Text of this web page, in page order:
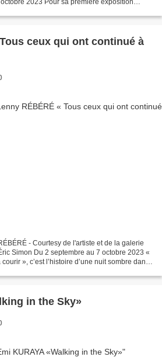
ceux qui ont continué à
et de la galerie
Simon Du 2 septembre au 7 octobre 2023 «
», c’est l’histoire d’une nuit sombre dans
in the Sky»